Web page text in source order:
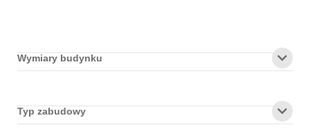
Wymiary budynku
Typ zabudowy